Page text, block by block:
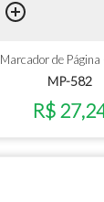
Marcador de Página
MP-582
R$